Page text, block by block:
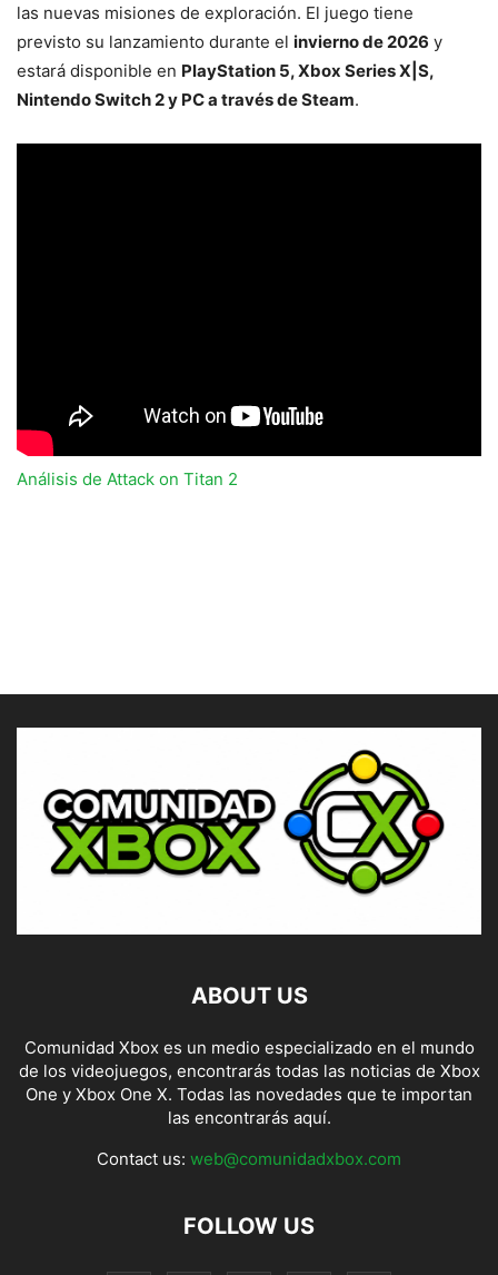
las nuevas misiones de exploración. El juego tiene
previsto su lanzamiento durante el invierno de 2026 y
estará disponible en PlayStation 5, Xbox Series X|S,
Nintendo Switch 2 y PC a través de Steam.
Análisis de Attack on Titan 2
ABOUT US
Comunidad Xbox es un medio especializado en el mundo
de los videojuegos, encontrarás todas las noticias de Xbox
One y Xbox One X. Todas las novedades que te importan
las encontrarás aquí.
Contact us: web@comunidadxbox.com
FOLLOW US